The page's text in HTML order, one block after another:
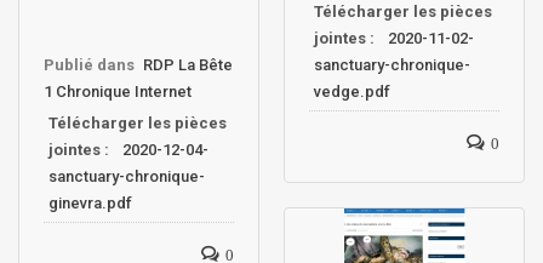
Télécharger les pièces
jointes :
2020-11-02-
sanctuary-chronique-
vedge.pdf
0
Publié dans RDP La Bête
1 Chronique Internet
Télécharger les pièces
jointes :
2020-12-04-
sanctuary-chronique-
ginevra.pdf
0